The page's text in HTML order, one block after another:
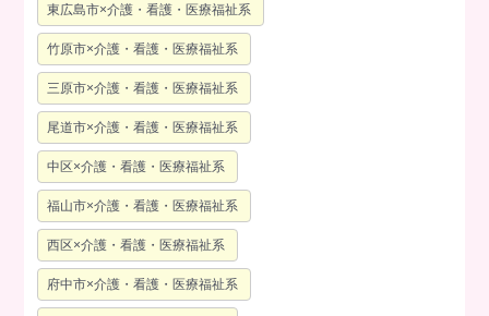
東広島市×介護・看護・医療福祉系
竹原市×介護・看護・医療福祉系
三原市×介護・看護・医療福祉系
尾道市×介護・看護・医療福祉系
中区×介護・看護・医療福祉系
福山市×介護・看護・医療福祉系
西区×介護・看護・医療福祉系
府中市×介護・看護・医療福祉系